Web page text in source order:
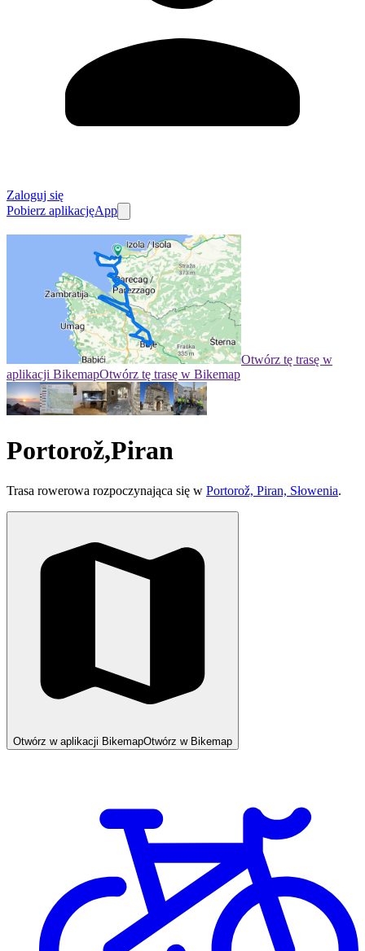
Zaloguj się
Pobierz aplikacjęApp
Otwórz tę trasę w
aplikacji BikemapOtwórz tę trasę w Bikemap
Portorož,Piran
Trasa rowerowa rozpoczynająca się w Portorož, Piran, Słowenia.
Otwórz w aplikacji BikemapOtwórz w Bikemap